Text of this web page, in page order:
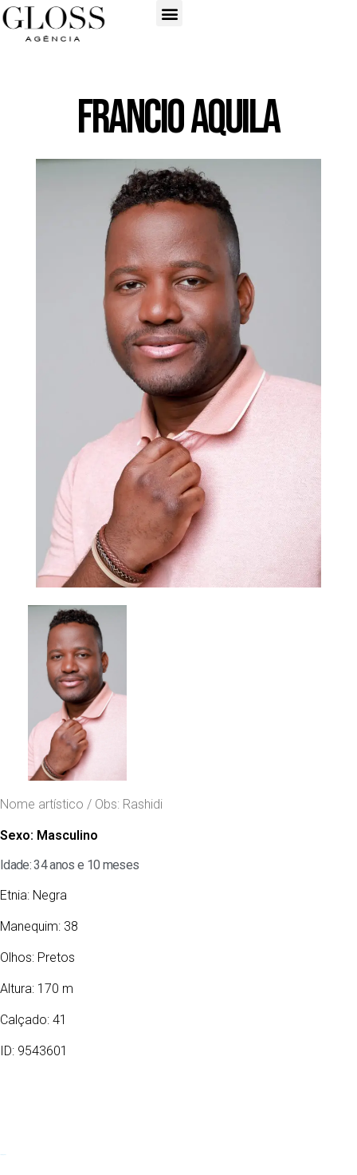
Francio Aquila
Nome artístico / Obs: Rashidi
Sexo: Masculino
Idade: 34 anos e 10 meses
Etnia: Negra
Manequim: 38
Olhos: Pretos
Altura: 170 m
Calçado: 41
ID: 9543601